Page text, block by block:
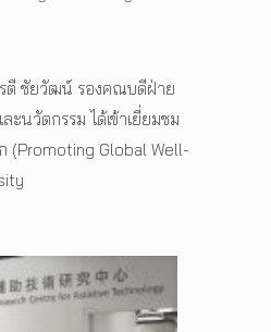
ตี ชัยวัฒน์ รองคณบดีฝ่าย
นวัตกรรม ได้เข้าเยี่ยมชม
(Promoting Global Well-